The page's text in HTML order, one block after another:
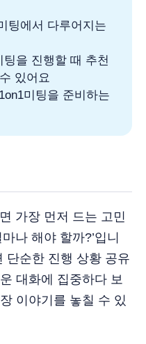
팅에서 다루어지는
을 진행할 때 추천
있어요
미팅을 준비하는
가장 먼저 드는 고민
나 해야 할까?’입니
단순한 진행 상황 공유
대화에 집중하다 보
이야기를 놓칠 수 있